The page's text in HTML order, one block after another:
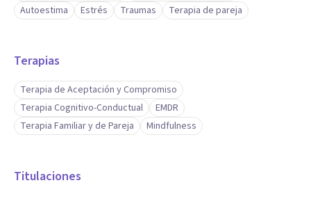
Autoestima
Estrés Traumas Terapia de pareja
Terapias
Terapia de Aceptación y Compromiso
Terapia Cognitivo-Conductual
EMDR
Terapia Familiar y de Pareja
Mindfulness
Titulaciones